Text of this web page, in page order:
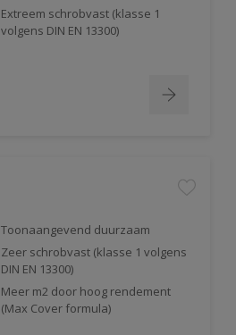
Extreem schrobvast (klasse 1
volgens DIN EN 13300)
Toonaangevend duurzaam
Zeer schrobvast (klasse 1 volgens
DIN EN 13300)
Meer m2 door hoog rendement
(Max Cover formula)